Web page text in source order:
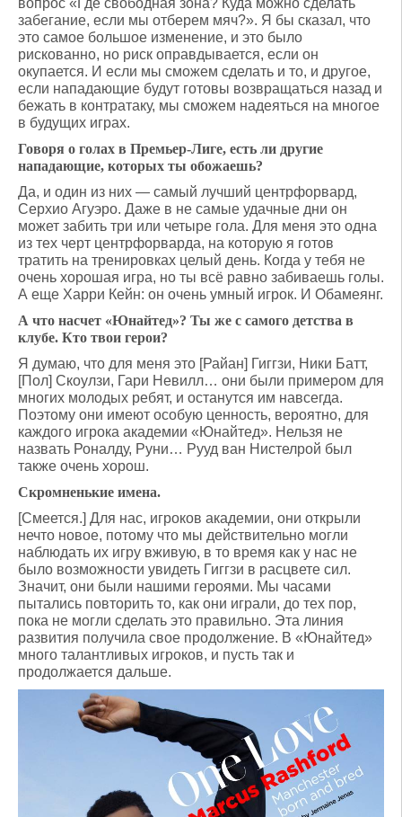
вопрос «Где свободная зона? Куда можно сделать
забегание, если мы отберем мяч?». Я бы сказал, что
это самое большое изменение, и это было
рискованно, но риск оправдывается, если он
окупается. И если мы сможем сделать и то, и другое,
если нападающие будут готовы возвращаться назад и
бежать в контратаку, мы сможем надеяться на многое
в будущих играх.
Говоря о голах в Премьер-Лиге, есть ли другие
нападающие, которых ты обожаешь?
Да, и один из них — самый лучший центрфорвард,
Серхио Агуэро. Даже в не самые удачные дни он
может забить три или четыре гола. Для меня это одна
из тех черт центрфорварда, на которую я готов
тратить на тренировках целый день. Когда у тебя не
очень хорошая игра, но ты всё равно забиваешь голы.
А еще Харри Кейн: он очень умный игрок. И Обамеянг.
А что насчет «Юнайтед»? Ты же с самого детства в
клубе. Кто твои герои?
Я думаю, что для меня это [Райан] Гиггзи, Ники Батт,
[Пол] Скоулзи, Гари Невилл… они были примером для
многих молодых ребят, и останутся им навсегда.
Поэтому они имеют особую ценность, вероятно, для
каждого игрока академии «Юнайтед». Нельзя не
назвать Роналду, Руни… Рууд ван Нистелрой был
также очень хорош.
Скромненькие имена.
[Смеется.] Для нас, игроков академии, они открыли
нечто новое, потому что мы действительно могли
наблюдать их игру вживую, в то время как у нас не
было возможности увидеть Гиггзи в расцвете сил.
Значит, они были нашими героями. Мы часами
пытались повторить то, как они играли, до тех пор,
пока не могли сделать это правильно. Эта линия
развития получила свое продолжение. В «Юнайтед»
много талантливых игроков, и пусть так и
продолжается дальше.